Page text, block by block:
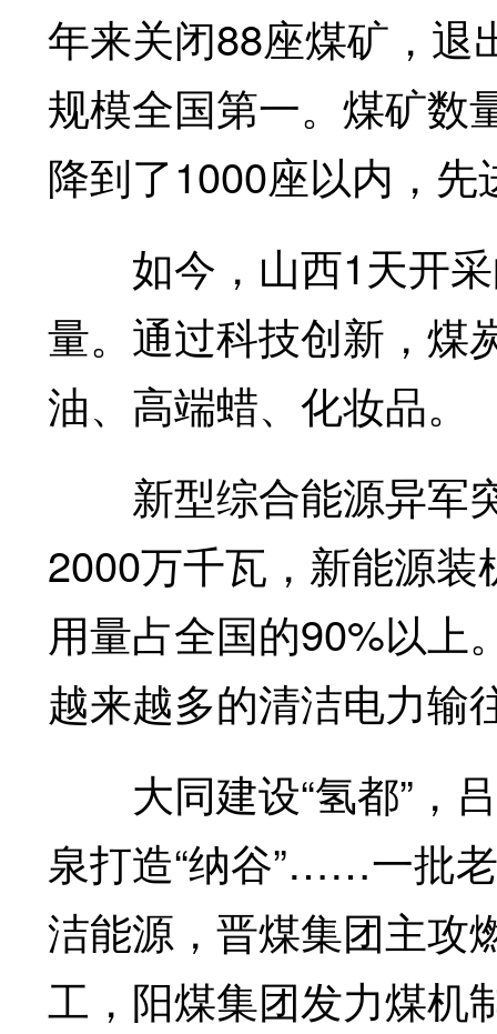
年来关闭88座煤矿，退
规模全国第一。煤矿数
降到了1000座以内，
如今，山西1天开采
量。通过科技创新，煤
油、高端蜡、化妆品。
新型综合能源异军
2000万千瓦，新能源
用量占全国的90%以上
越来越多的清洁电力输
大同建设“氢都”，吕
泉打造“纳谷”……一批
洁能源，晋煤集团主攻
工，阳煤集团发力煤